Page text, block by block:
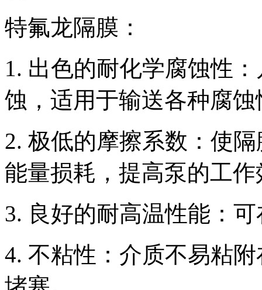
特氟龙隔膜：
1. 出色的耐化学腐蚀性
蚀，适用于输送各种腐
2. 极低的摩擦系数：使
能量损耗，提高泵的工作
3. 良好的耐高温性能：
4. 不粘性：介质不易粘